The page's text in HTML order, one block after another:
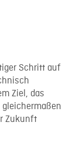
Schritt auf
Ziel, das
Zukunft